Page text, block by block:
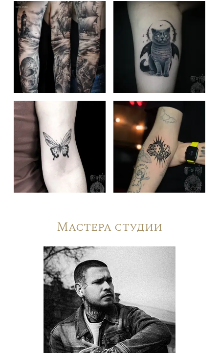
Мастера студии